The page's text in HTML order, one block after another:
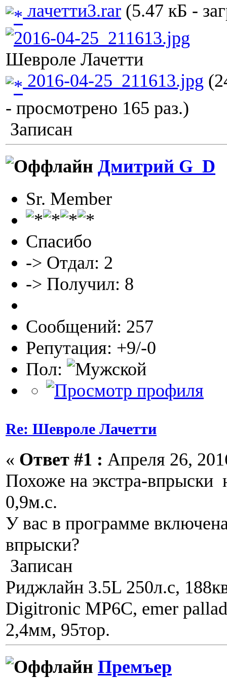
лачетти3.rar (5.47 кБ -
Шевроле Лачетти
2016-04-25_211613.jpg
- просмотрено 165 раз.)
Записан
Дмитрий G_D
Sr. Member
Спасибо
-> Отдал: 2
-> Получил: 8
Сообщений: 257
Репутация: +9/-0
Пол:
Re: Шевроле Лачетти
« Ответ #1 : Апреля 26,
Похоже на экстра-впрыски
0,9м.с.
У вас в программе
впрыски?
Записан
Риджлайн 3.5L 250л.с,
Digitronic MP6C, emer
2,4мм, 95тор.
Премъер